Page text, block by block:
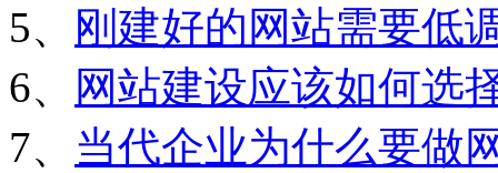
5、
刚建好的网站需要低
6、
网站建设应该如何选
7、 当代企业为什么要做